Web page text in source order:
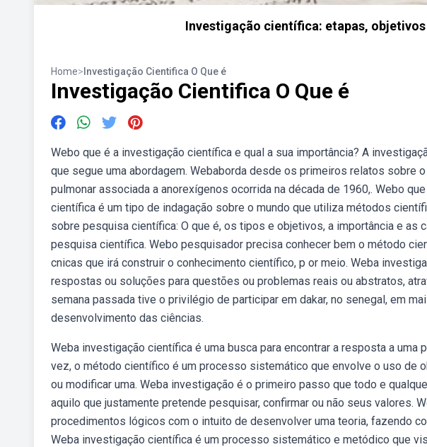
Investigação científica: etapas,
Home> Investigação Cientifica O Que é
Investigação Cientifica O Que é
Webo que é a investigação científica e qual a sua importância? A
que segue uma abordagem. Webaborda desde os primeiros relatos sobre
pulmonar associada a anorexígenos ocorrida na década de 1960,. Webo
científica é um tipo de indagação sobre o mundo que utiliza métodos
sobre pesquisa científica: O que é, os tipos e objetivos, a importância e as
pesquisa científica. Webo pesquisador precisa conhecer bem o método
cnicas que irá construir o conhecimento científico, p or meio. Weba
respostas ou soluções para questões ou problemas reais ou abstratos,
semana passada tive o privilégio de participar em dakar, no senegal, em
desenvolvimento das ciências.
Weba investigação científica é uma busca para encontrar a resposta a uma
vez, o método científico é um processo sistemático que envolve o uso de
ou modificar uma. Weba investigação é o primeiro passo que todo e
aquilo que justamente pretende pesquisar, confirmar ou não seus valores.
procedimentos lógicos com o intuito de desenvolver uma teoria, fazendo
Weba investigação científica é um processo sistemático e metódico que